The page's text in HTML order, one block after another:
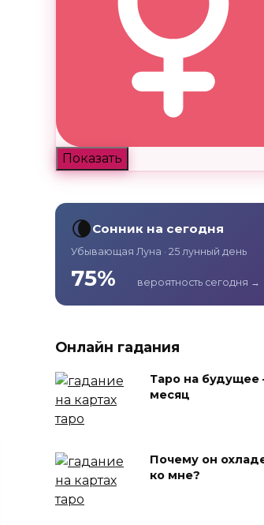
Показать
🌘Сонник на сегодня
Убывающая Луна · 25 лунный день
75% вероятность сегодня →
Онлайн гадания
Таро на будущее
месяц
Почему он
ко мне?